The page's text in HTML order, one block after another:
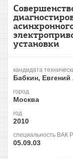
установки
кандидата
Бабкин,
город
Москва
год
2010
специальность ВАК
05.09.03